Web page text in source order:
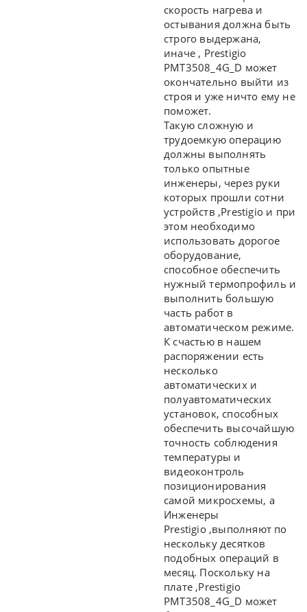
скорость нагрева и
остывания должна быть
строго выдержана,
иначе , Prestigio
PMT3508_4G_D может
окончательно выйти из
строя и уже ничто ему не
поможет.
Такую сложную и
трудоемкую операцию
должны выполнять
только опытные
инженеры, через руки
которых прошли сотни
устройств ,Prestigio и при
этом необходимо
использовать дорогое
оборудование,
способное обеспечить
нужный термопрофиль и
выполнить большую
часть работ в
автоматическом режиме.
К счастью в нашем
распоряжении есть
несколько
автоматических и
полуавтоматических
установок, способных
обеспечить высочайшую
точность соблюдения
температуры и
видеоконтроль
позиционирования
самой микросхемы, а
Инженеры
Prestigio ,выполняют по
нескольку десятков
подобных операций в
месяц. Поскольку на
плате ,Prestigio
PMT3508_4G_D может